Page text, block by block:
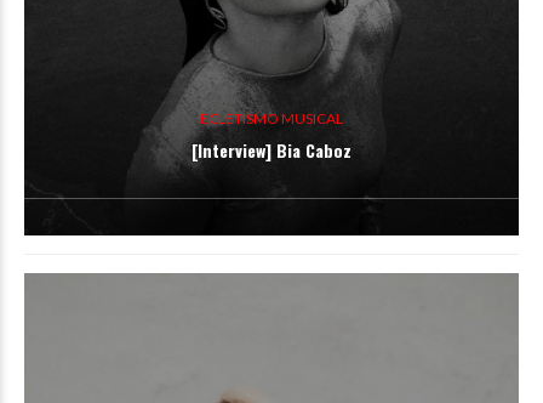
ECLETISMO MUSICAL
[Interview] Bia Caboz